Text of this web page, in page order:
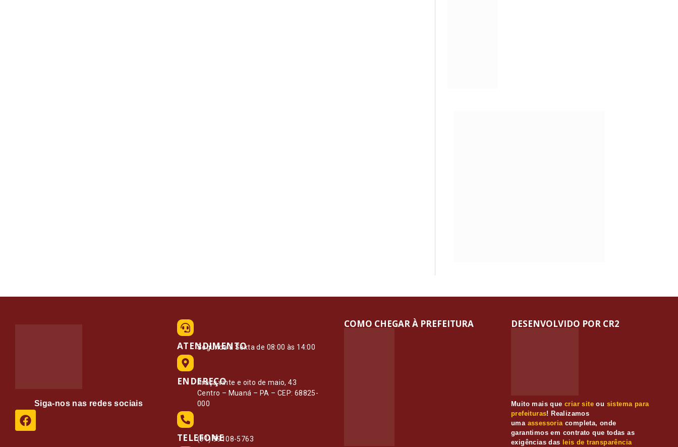
Siga-nos nas redes sociais
ATENDIMENTO
Segunda à Sexta de 08:00 às 14:00
ENDEREÇO
Praça vinte e oito de maio, 43
Centro – Muaná – PA – CEP: 68825-
000
TELEFONE
(91) 99108-5763
COMO CHEGAR À PREFEITURA
Muito mais quecriar site ou sistema para
prefeituras! Realizamos
uma assessoriacompleta, onde
garantimos em contrato que todas as
exigências das leis de transparência
DESENVOLVIDO POR CR2